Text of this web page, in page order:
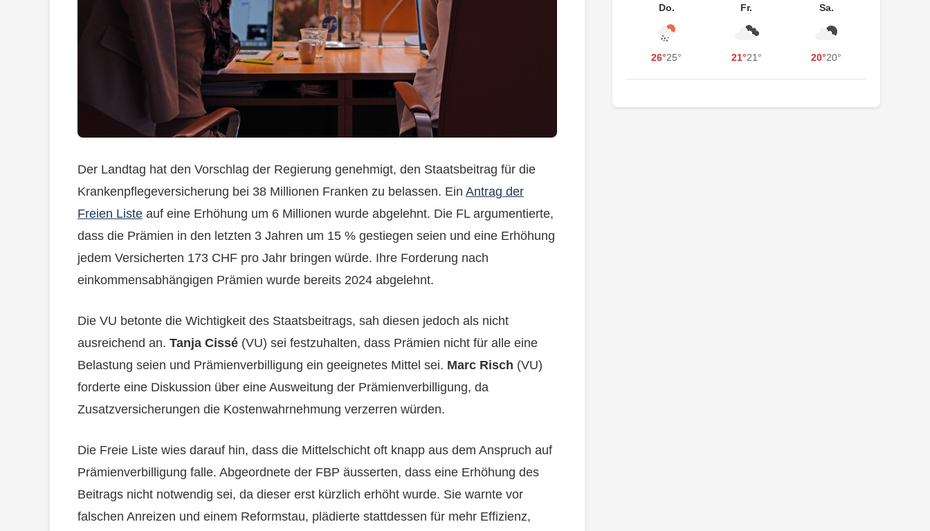
Der Landtag hat den Vorschlag der Regierung genehmigt, den Staatsbeitrag für die
Krankenpflegeversicherung bei 38 Millionen Franken zu belassen. Ein Antrag der
Freien Liste auf eine Erhöhung um 6 Millionen wurde abgelehnt. Die FL argumentierte,
dass die Prämien in den letzten 3 Jahren um 15 % gestiegen seien und eine Erhöhung
jedem Versicherten 173 CHF pro Jahr bringen würde. Ihre Forderung nach
einkommensabhängigen Prämien wurde bereits 2024 abgelehnt.
Die VU betonte die Wichtigkeit des Staatsbeitrags, sah diesen jedoch als nicht
ausreichend an. Tanja Cissé (VU) sei festzuhalten, dass Prämien nicht für alle eine
Belastung seien und Prämienverbilligung ein geeignetes Mittel sei. Marc Risch (VU)
forderte eine Diskussion über eine Ausweitung der Prämienverbilligung, da
Zusatzversicherungen die Kostenwahrnehmung verzerren würden.
Die Freie Liste wies darauf hin, dass die Mittelschicht oft knapp aus dem Anspruch auf
Prämienverbilligung falle. Abgeordnete der FBP äusserten, dass eine Erhöhung des
Beitrags nicht notwendig sei, da dieser erst kürzlich erhöht wurde. Sie warnte vor
falschen Anreizen und einem Reformstau, plädierte stattdessen für mehr Effizienz,
Do.
26°25°
Fr.
21°21°
Sa.
20°20°